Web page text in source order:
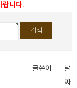
랍니다.
글쓴이
날
짜